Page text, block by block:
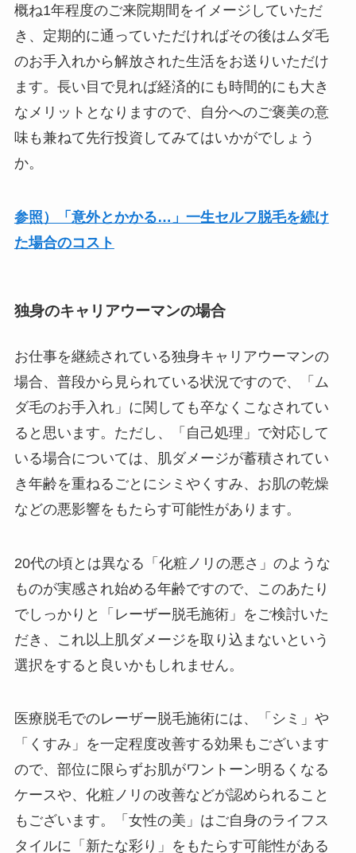
概ね1年程度のご来院期間をイメージしていただ
き、定期的に通っていただければその後はムダ毛
のお手入れから解放された生活をお送りいただけ
ます。長い目で見れば経済的にも時間的にも大き
なメリットとなりますので、自分へのご褒美の意
味も兼ねて先行投資してみてはいかがでしょう
か。
参照）「意外とかかる…」一生セルフ脱毛を続け
た場合のコスト
独身のキャリアウーマンの場合
お仕事を継続されている独身キャリアウーマンの
場合、普段から見られている状況ですので、「ム
ダ毛のお手入れ」に関しても卒なくこなされてい
ると思います。ただし、「自己処理」で対応して
いる場合については、肌ダメージが蓄積されてい
き年齢を重ねるごとにシミやくすみ、お肌の乾燥
などの悪影響をもたらす可能性があります。
20代の頃とは異なる「化粧ノリの悪さ」のような
ものが実感され始める年齢ですので、このあたり
でしっかりと「レーザー脱毛施術」をご検討いた
だき、これ以上肌ダメージを取り込まないという
選択をすると良いかもしれません。
医療脱毛でのレーザー脱毛施術には、「シミ」や
「くすみ」を一定程度改善する効果もございます
ので、部位に限らずお肌がワントーン明るくなる
ケースや、化粧ノリの改善などが認められること
もございます。「女性の美」はご自身のライフス
タイルに「新たな彩り」をもたらす可能性がある